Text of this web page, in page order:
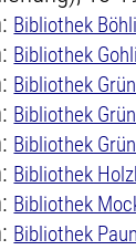
Bibliothek
Bibliothek
Bibliothek
Bibliothek
Bibliothek
Bibliothek
Bibliothek
Bibliothek